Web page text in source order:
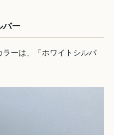
ー
ーは、「ホワイトシルバ